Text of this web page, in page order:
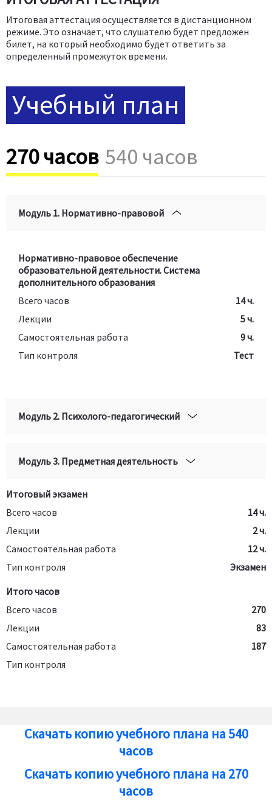
Итоговая аттестация осуществляется в дистанционном
режиме. Это означает, что слушателю будет предложен
билет, на который необходимо будет ответить за
определенный промежуток времени.
Учебный план
270 часов 540 часов
Модуль 1. Нормативно-правовой
Нормативно-правовое обеспечение
образовательной деятельности. Система
дополнительного образования
Всего часов
14 ч.
Лекции
5 ч.
Самостоятельная работа
9 ч.
Тип контроля
Тест
Модуль 2. Психолого-педагогический
Модуль 3. Предметная деятельность
Итоговый экзамен
Всего часов
14 ч.
Лекции
2 ч.
Самостоятельная работа
12 ч.
Тип контроля
Экзамен
Итого часов
Всего часов
270
Лекции
83
Самостоятельная работа
187
Тип контроля
Скачать копию учебного плана на 540
часов
Скачать копию учебного плана на 270
часов